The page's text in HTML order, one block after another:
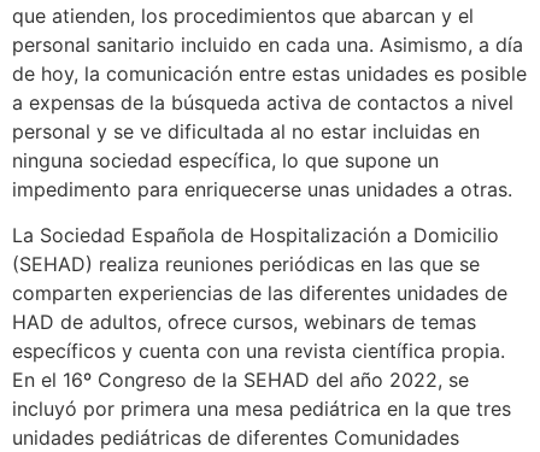
que atienden, los procedimientos que abarcan y el
personal sanitario incluido en cada una. Asimismo, a día
de hoy, la comunicación entre estas unidades es posible
a expensas de la búsqueda activa de contactos a nivel
personal y se ve dificultada al no estar incluidas en
ninguna sociedad específica, lo que supone un
impedimento para enriquecerse unas unidades a otras.
La Sociedad Española de Hospitalización a Domicilio
(SEHAD) realiza reuniones periódicas en las que se
comparten experiencias de las diferentes unidades de
HAD de adultos, ofrece cursos, webinars de temas
específicos y cuenta con una revista científica propia.
En el 16º Congreso de la SEHAD del año 2022, se
incluyó por primera una mesa pediátrica en la que tres
unidades pediátricas de diferentes Comunidades